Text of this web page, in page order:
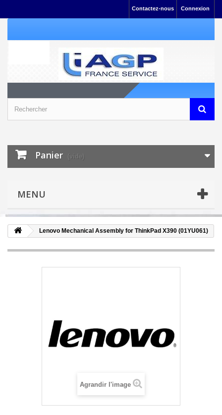
Connexion
Contactez-nous
Panier (vide)
MENU
Lenovo Mechanical Assembly for ThinkPad X390 (01YU061)
Agrandir l'image